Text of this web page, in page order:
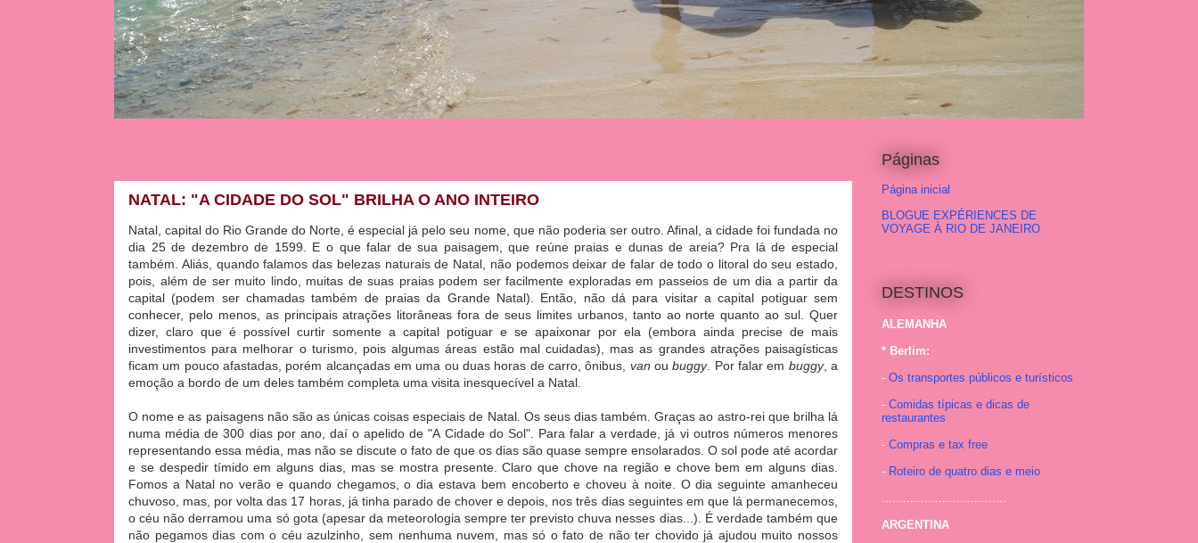
NATAL: "A CIDADE DO SOL" BRILHA O ANO INTEIRO
Natal, capital do Rio Grande do Norte, é especial já pelo seu nome, que não poderia ser outro. Afinal, a cidade foi fundada no
dia 25 de dezembro de 1599. E o que falar de sua paisagem, que reúne praias e dunas de areia? Pra lá de especial
também. Aliás, quando falamos das belezas naturais de Natal, não podemos deixar de falar de todo o litoral do seu estado,
pois, além de ser muito lindo, muitas de suas praias podem ser facilmente exploradas em passeios de um dia a partir da
capital (podem ser chamadas também de praias da Grande Natal). Então, não dá para visitar a capital potiguar sem
conhecer, pelo menos, as principais atrações litorâneas fora de seus limites urbanos, tanto ao norte quanto ao sul. Quer
dizer, claro que é possível curtir somente a capital potiguar e se apaixonar por ela (embora ainda precise de mais
investimentos para melhorar o turismo, pois algumas áreas estão mal cuidadas), mas as grandes atrações paisagísticas
ficam um pouco afastadas, porém alcançadas em uma ou duas horas de carro, ônibus, van oubuggy. Por falar em buggy, a
emoção a bordo de um deles também completa uma visita inesquecível a Natal.
O nome e as paisagens não são as únicas coisas especiais de Natal. Os seus dias também. Graças ao astro-rei que brilha lá
numa média de 300 dias por ano, daí o apelido de "A Cidade do Sol". Para falar a verdade, já vi outros números menores
representando essa média, mas não se discute o fato de que os dias são quase sempre ensolarados. O sol pode até acordar
e se despedir tímido em alguns dias, mas se mostra presente. Claro que chove na região e chove bem em alguns dias.
Fomos a Natal no verão e quando chegamos, o dia estava bem encoberto e choveu à noite. O dia seguinte amanheceu
chuvoso, mas, por volta das 17 horas, já tinha parado de chover e depois, nos três dias seguintes em que lá permanecemos,
o céu não derramou uma só gota (apesar da meteorologia sempre ter previsto chuva nesses dias...). É verdade também que
não pegamos dias com o céu azulzinho, sem nenhuma nuvem, mas só o fato de não ter chovido já ajudou muito nossos
Páginas
Página inicial
BLOGUE EXPÉRIENCES DE
VOYAGE À RIO DE JANEIRO
DESTINOS
ALEMANHA
* Berlim:
- Os transportes públicos e turísticos
- Comidas típicas e dicas de
restaurantes
- Compras e tax free
- Roteiro de quatro dias e meio
...................................
ARGENTINA